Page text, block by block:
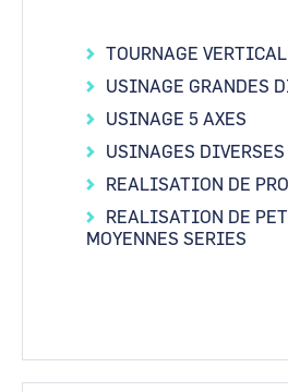
TOURNAGE
USINAGE GRANDES
USINAGE 5 AXES
USINAGES DIVERSES
REALISATION DE
REALISATION DE
MOYENNES SERIES